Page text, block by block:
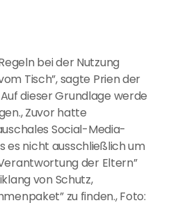
bei der Nutzung
Tisch”, sagte Prien der
dieser Grundlage werde
Zuvor hatte
Social-Media-
es nicht ausschließlich um
der Eltern”
von Schutz,
zu finden., Foto: